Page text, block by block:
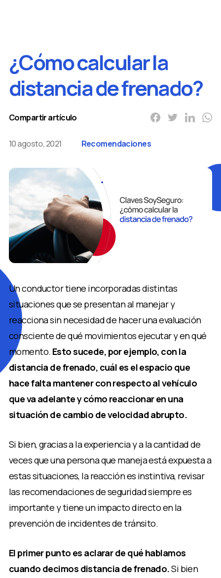
¿Cómo calcular la
distancia de frenado?
Compartir artículo
10 agosto, 2021 Recomendaciones
Un conductor tiene incorporadas distintas
situaciones que se presentan al manejar y
reacciona sin necesidad de hacer una evaluación
consciente de qué movimientos ejecutar y en qué
momento. Esto sucede, por ejemplo, con la
distancia de frenado, cuál es el espacio que
hace falta mantener con respecto al vehículo
que va adelante y cómo reaccionar en una
situación de cambio de velocidad abrupto.
Si bien, gracias a la experiencia y a la cantidad de
veces que una persona que maneja está expuesta a
estas situaciones, la reacción es instintiva, revisar
las recomendaciones de seguridad siempre es
importante y tiene un impacto directo en la
prevención de incidentes de tránsito.
El primer punto es aclarar de qué hablamos
cuando decimos distancia de frenado.Si bien